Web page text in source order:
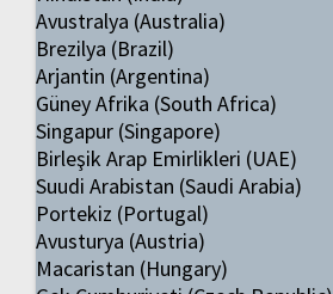
Avustralya (Australia)
Brezilya (Brazil)
Arjantin (Argentina)
Güney Afrika (South Africa)
Singapur (Singapore)
Birleşik Arap Emirlikleri (UAE)
Suudi Arabistan (Saudi Arabia)
Portekiz (Portugal)
Avusturya (Austria)
Macaristan (Hungary)